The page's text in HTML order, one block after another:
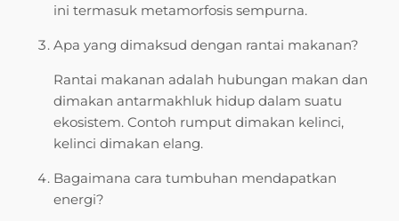
ini termasuk metamorfosis sempurna.
Apa yang dimaksud dengan rantai makanan?
Rantai makanan adalah hubungan makan dan
dimakan antarmakhluk hidup dalam suatu
ekosistem. Contoh rumput dimakan kelinci,
kelinci dimakan elang.
Bagaimana cara tumbuhan mendapatkan
energi?